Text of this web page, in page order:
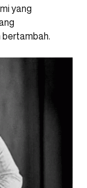
yang
bertambah.